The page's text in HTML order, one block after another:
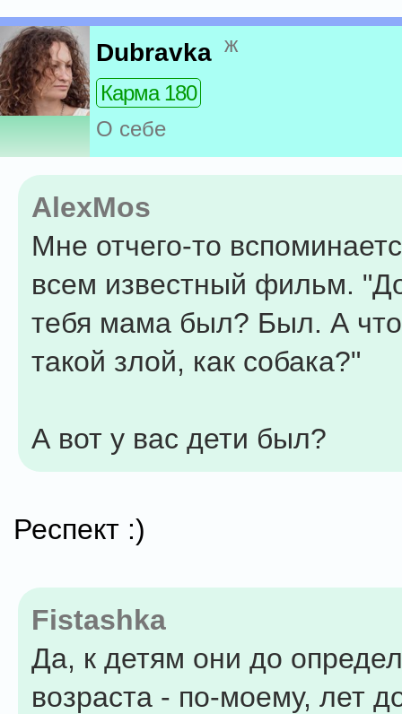
Dubravka ж
Карма 180
О себе
AlexMos
Мне отчего-то
всем известный фильм.
тебя мама был? Был. А
такой злой, как собака?"
А вот у вас дети был?
Респект :)
Fistashka
Да, к детям они до
возраста - по-моему, лет